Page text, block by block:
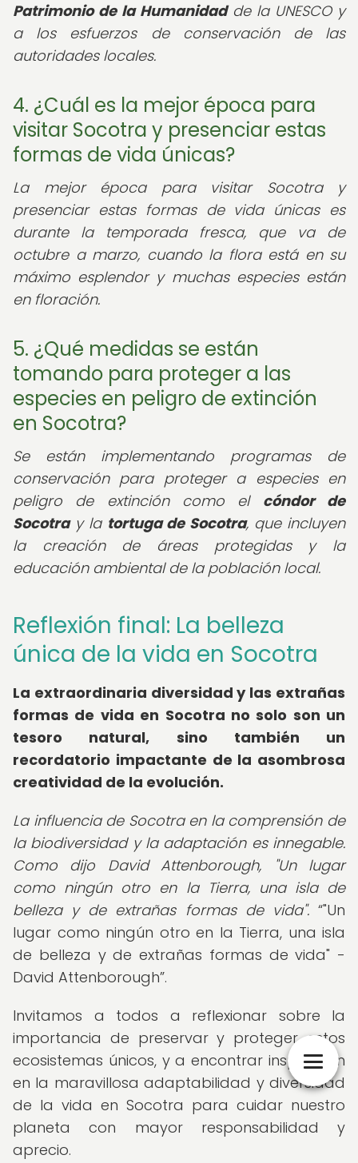
Patrimonio de la Humanidadde la UNESCO y
a los esfuerzos de conservación de las
autoridades locales.
4. ¿Cuál es la mejor época para
visitar Socotra y presenciar estas
formas de vida únicas?
La mejor época para visitar Socotra y
presenciar estas formas de vida únicas es
durante la temporada fresca, que va de
octubre a marzo, cuando la flora está en su
máximo esplendor y muchas especies están
en floración.
5. ¿Qué medidas se están
tomando para proteger a las
especies en peligro de extinción
en Socotra?
Se están implementando programas de
conservación para proteger a especies en
peligro de extinción como el cóndor de
Socotray la tortuga de Socotra, que incluyen
la creación de áreas protegidas y la
educación ambiental de la población local.
Reflexión final: La belleza
única de la vida en Socotra
La extraordinaria diversidad y las extrañas
formas de vida en Socotra no solo son un
tesoro natural, sino también un
recordatorio impactante de la asombrosa
creatividad de la evolución.
La influencia de Socotra en la comprensión de
la biodiversidad y la adaptación es innegable.
Como dijo David Attenborough, "Un lugar
como ningún otro en la Tierra, una isla de
belleza y de extrañas formas de vida".
"Un
lugar como ningún otro en la Tierra, una isla
de belleza y de extrañas formas de vida" -
David Attenborough .
Invitamos a todos a reflexionar sobre la
importancia de preservar y proteger estos
ecosistemas únicos, y a encontrar inspiración
en la maravillosa adaptabilidad y diversidad
de la vida en Socotra para cuidar nuestro
planeta con mayor responsabilidad y
aprecio.